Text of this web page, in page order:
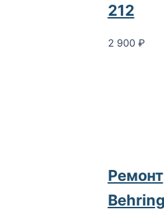
212
2 900 ₽
Ремонт